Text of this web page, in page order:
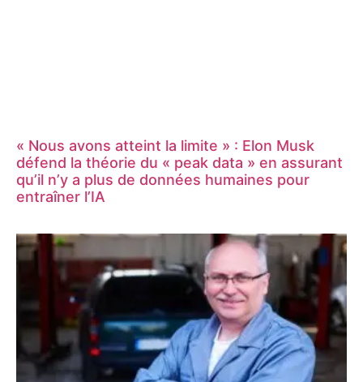
« Nous avons atteint la limite » : Elon Musk
défend la théorie du « peak data » en assurant
qu’il n’y a plus de données humaines pour
entraîner l’IA